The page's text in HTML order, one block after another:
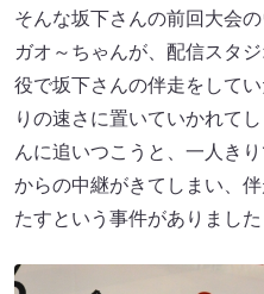
そんな坂下さんの前回大会
ガオ～ちゃんが、配信スタ
役で坂下さんの伴走をして
りの速さに置いていかれて
んに追いつこうと、一人き
からの中継がきてしまい、
たすという事件がありました